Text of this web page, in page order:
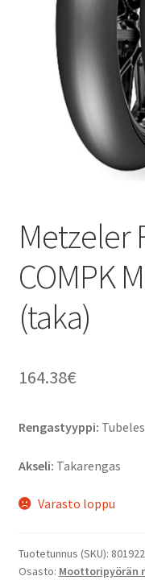
Metzeler
COMPK
(taka)
164.38€
Rengastyyppi:
Akseli: Takarengas
Varasto loppu
Tuotetunnus (SKU):
Osasto: Moottoripyörän